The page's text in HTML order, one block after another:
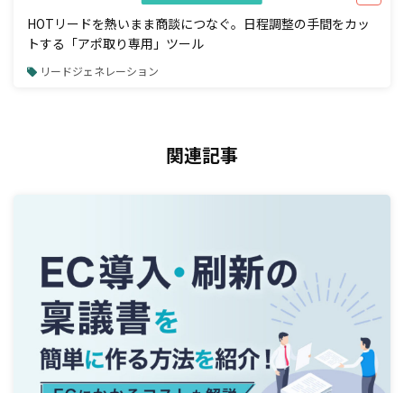
HOTリードを熱いまま商談につなぐ。日程調整の手間をカッ
トする「アポ取り専用」ツール
リードジェネレーション
関連記事